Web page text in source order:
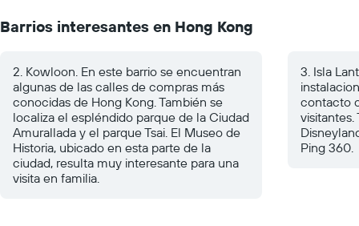
Barrios interesantes en Hong Kong
2. Kowloon. En este barrio se encuentran
algunas de las calles de compras más
conocidas de Hong Kong. También se
localiza el espléndido parque de la Ciudad
Amurallada y el parque Tsai. El Museo de
Historia, ubicado en esta parte de la
ciudad, resulta muy interesante para una
visita en familia.
3. Isla
contacto
visitantes.
Ping 360.